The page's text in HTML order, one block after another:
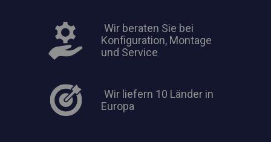
Wir beraten Sie bei
Konfiguration, Montage
und Service
Wir liefern 10 Länder in
Europa